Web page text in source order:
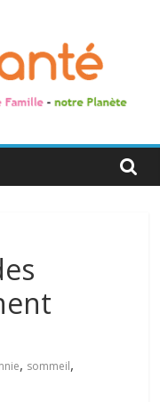
, sommeil,